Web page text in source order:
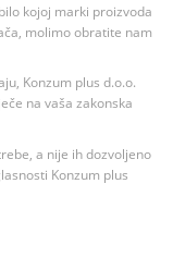
kojoj marki proizvoda
molimo obratite nam
Konzum plus d.o.o.
na vaša zakonska
a nije ih dozvoljeno
Konzum plus